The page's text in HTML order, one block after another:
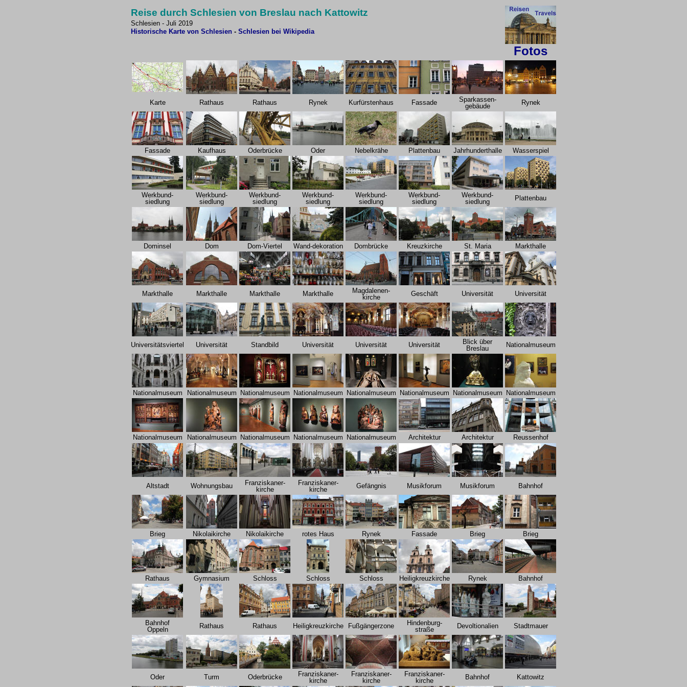
Reise durch Schlesien von Breslau nach Kattowitz
Schlesien - Juli 2019
Historische Karte von Schlesien - Schlesien bei Wikipedia
Fotos
Karte Rathaus Rathaus Rynek Kurfürstenhaus Fassade
Sparkassen-
gebäude
Rynek
Fassade Kaufhaus Oderbrücke Oder Nebelkrähe Plattenbau Jahrhunderthalle Wasserspiel
Werkbund-
siedlung
Werkbund-
siedlung
Werkbund-
siedlung
Werkbund-
siedlung
Werkbund-
siedlung
Werkbund-
siedlung
Werkbund-
siedlung
Plattenbau
Dominsel Dom Dom-Viertel Wand-dekoration Dombrücke Kreuzkirche St. Maria Markthalle
Markthalle Markthalle Markthalle Markthalle
Magdalenen-
kirche
Geschäft Universität Universität
Universitätsviertel Universität Standbild Universität Universität Universität
Blick über
Breslau
Nationalmuseum
Nationalmuseum Nationalmuseum Nationalmuseum Nationalmuseum Nationalmuseum Nationalmuseum Nationalmuseum Nationalmuseum
Nationalmuseum Nationalmuseum Nationalmuseum Nationalmuseum Nationalmuseum Architektur Architektur Reussenhof
Altstadt Wohnungsbau
Franziskaner-
kirche
Franziskaner-
kirche
Gefängnis Musikforum Musikforum Bahnhof
Brieg Nikolaikirche Nikolaikirche rotes Haus Rynek Fassade Brieg Brieg
Rathaus Gymnasium Schloss Schloss Schloss Heiligkreuzkirche Rynek Bahnhof
Bahnhof
Oppeln
Rathaus Rathaus Heiligkreuzkirche Fußgängerzone
Hindenburg-
straße
Devoltionalien Stadtmauer
Oder Turm Oderbrücke
Franziskaner-
kirche
Franziskaner-
kirche
Franziskaner-
kirche
Bahnhof Kattowitz